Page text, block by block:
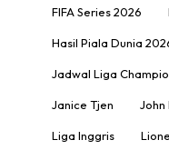
FIFA Series 2026
Hasil Piala Dunia
Jadwal Liga
Janice Tjen John
Liga Inggris